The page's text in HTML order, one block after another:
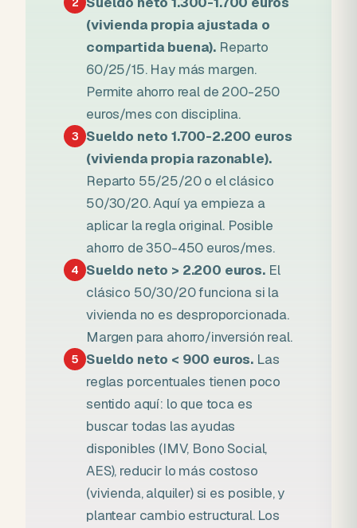
(vivienda propia ajustada o
compartida buena). Reparto
60/25/15. Hay más margen.
Permite ahorro real de 200-250
euros/mes con disciplina.
3
Sueldo neto 1.700-2.200 euros
(vivienda propia razonable).
Reparto 55/25/20 o el clásico
50/30/20. Aquí ya empieza a
aplicar la regla original. Posible
ahorro de 350-450 euros/mes.
4 Sueldo neto > 2.200 euros.El
clásico 50/30/20 funciona si la
vivienda no es desproporcionada.
Margen para ahorro/inversión real.
5 Sueldo neto < 900 euros. Las
reglas porcentuales tienen poco
sentido aquí: lo que toca es
buscar todas las ayudas
disponibles (IMV, Bono Social,
AES), reducir lo más costoso
(vivienda, alquiler) si es posible, y
plantear cambio estructural. Los